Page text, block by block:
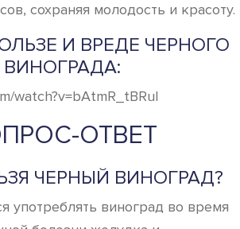
сохраняя молодость и красоту.
И ВРЕДЕ ЧЕРНОГО
ВИНОГРАДА:
watch?v=bAtmR_tBRuI
ОТВЕТ
ЧЕРНЫЙ ВИНОГРАД?
употреблять виноград во время